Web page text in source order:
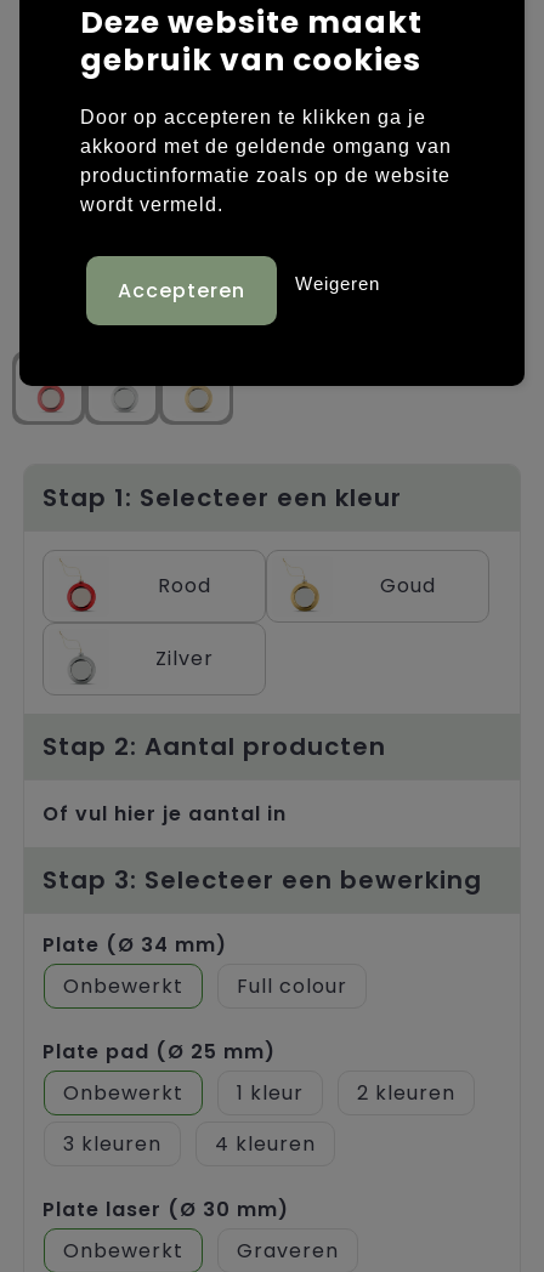
Laptop hoezen en tassen
Overige tassen
Papieren tassen
Promotietassen
Reistassen
Rugzakken
Schoudertassen
Tassen voor sport
Trolleys
Overige kleding
Polo's
Sweaters bedrukken
T-shirts bedrukken
Vesten bedrukken
Schoenen bedrukken
Stap 1: Selecteer een kleur
Rood Goud
Zilver
Stap 2: Aantal producten
Of vul hier je aantal in
Stap 3: Selecteer een bewerking
Plate (Ø 34 mm)
Onbewerkt
Full colour
Plate pad (Ø 25 mm)
Onbewerkt
1
2
3
4
Plate laser (Ø 30 mm)
Onbewerkt
Graveren
Deze website maakt
gebruik van cookies
Door op accepteren te klikken ga je
akkoord met de geldende omgang van
productinformatie zoals op de website
wordt vermeld.
Weigeren